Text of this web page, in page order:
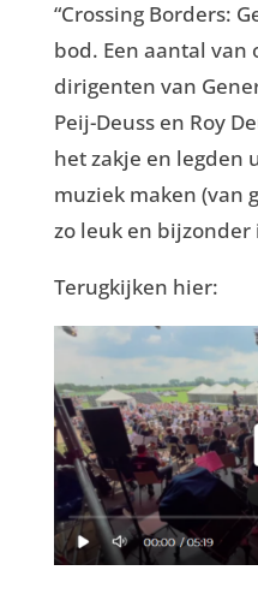
“Crossing Borders:
bod. Een aantal van
dirigenten van
Peij-Deuss en Roy
het zakje en legden
muziek maken (van
zo leuk en bijzonder
Terugkijken hier: